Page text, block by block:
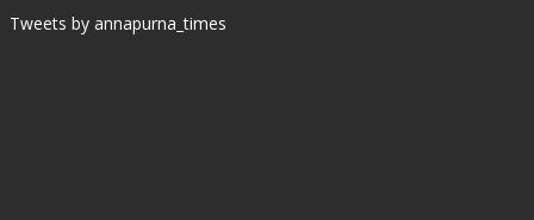
Tweets by annapurna_times